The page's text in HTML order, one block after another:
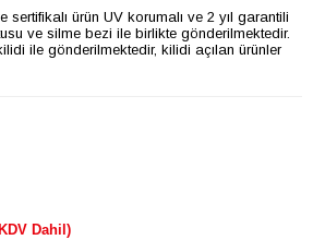
ürün UV korumalı ve 2 yıl garantili
ve silme bezi ile birlikte gönderilmektedir.
ile gönderilmektedir, kilidi açılan ürünler
Dahil)